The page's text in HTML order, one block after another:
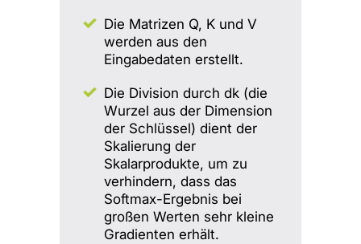
Die Matrizen Q, K und V
werden aus den
Eingabedaten erstellt.
Die Division durch dk (die
Wurzel aus der Dimension
der Schlüssel) dient der
Skalierung der
Skalarprodukte, um zu
verhindern, dass das
Softmax-Ergebnis bei
großen Werten sehr kleine
Gradienten erhält.